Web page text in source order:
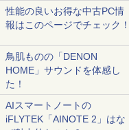
性能の良いお得な中古PC情
報はこのページでチェック！
鳥肌ものの「DENON
HOME」サウンドを体感し
た！
AIスマートノートの
iFLYTEK「AINOTE 2」はな